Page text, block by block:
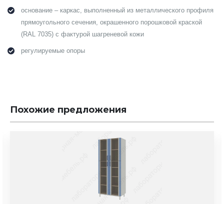
основание – каркас, выполненный из металлического профиля
прямоугольного сечения, окрашенного порошковой краской
(RAL 7035) с фактурой шагреневой кожи
регулируемые опоры
Похожие предложения